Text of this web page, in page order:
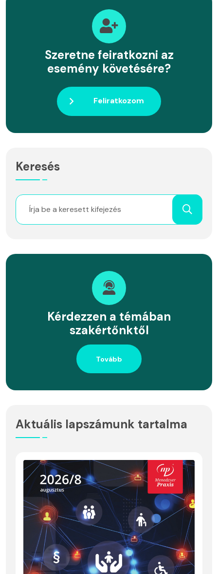
Szeretne feiratkozni az
esemény követésére?
Feliratkozom
Keresés
Kérdezzen a témában
szakértőnktől
Tovább
Aktuális lapszámunk tartalma